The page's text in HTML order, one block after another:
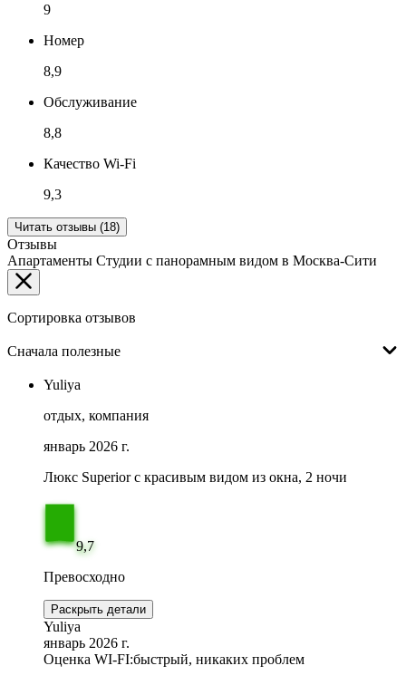
9
Номер
8,9
Обслуживание
8,8
Качество Wi-Fi
9,3
Читать отзывы (18)
Отзывы
Апартаменты Студии с панорамным видом в Москва-Сити
Сортировка отзывов
Сначала полезные
Yuliya
отдых, компания
январь 2026 г.
Люкс Superior с красивым видом из окна, 2 ночи
9,7
Превосходно
Раскрыть детали
Yuliya
январь 2026 г.
Оценка WI-FI:быстрый, никаких проблем